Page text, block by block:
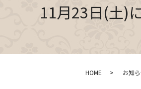
11月23日(土)
HOME お知